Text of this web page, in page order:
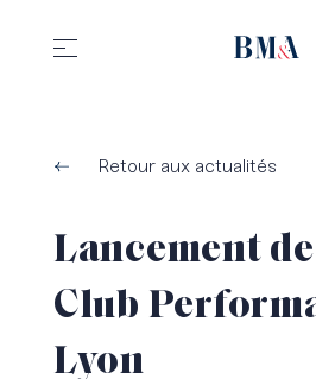
Retour aux actualités
Lancement
Club
Lyon